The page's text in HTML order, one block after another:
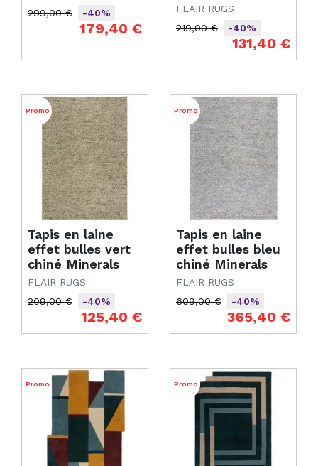
Prix de base
299,00 €
-40%
179,40 €
FLAIR RUGS
Prix de base
219,00 €
-40%
131,40 €
Tapis en laine
effet bulles vert
chiné Minerals
FLAIR RUGS
Prix de base
209,00 €
-40%
125,40 €
Promo
Tapis en laine
effet bulles bleu
chiné Minerals
FLAIR RUGS
Prix de base
609,00 €
-40%
365,40 €
Promo
Promo Promo